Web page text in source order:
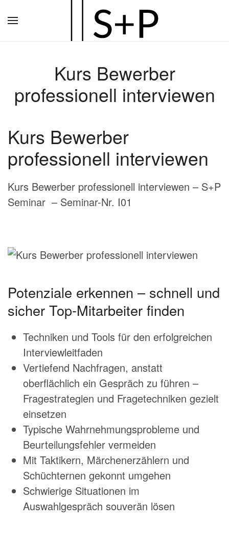
Hauptinhalt
Kurs Bewerber
professionell interviewen
Kurs Bewerber
professionell interviewen
Kurs Bewerber professionell interviewen – S+P
Seminar – Seminar-Nr. I01
Potenziale erkennen – schnell und
sicher Top-Mitarbeiter finden
Techniken und Tools für den erfolgreichen
Interviewleitfaden
Vertiefend Nachfragen, anstatt
oberflächlich ein Gespräch zu führen –
Fragestrategien und Fragetechniken gezielt
einsetzen
Typische Wahrnehmungsprobleme und
Beurteilungsfehler vermeiden
Mit Taktikern, Märchenerzählern und
Schüchternen gekonnt umgehen
Schwierige Situationen im
Auswahlgespräch souverän lösen